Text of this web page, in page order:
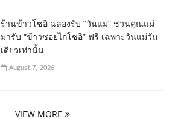
ร้านข้าวโซอิ ฉลองรับ “วันแม่” ชวนคุณแม่
มารับ “ข้าวซอยไก่โซอิ” ฟรี เฉพาะวันแม่วัน
เดียวเท่านั้น
August 7, 2026
VIEW MORE